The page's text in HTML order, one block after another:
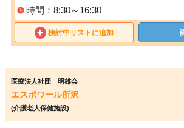
時間：8:30～16:30
検討中リストに追加
医療法人社団 明雄会
エスポワール所沢
(介護老人保健施設)